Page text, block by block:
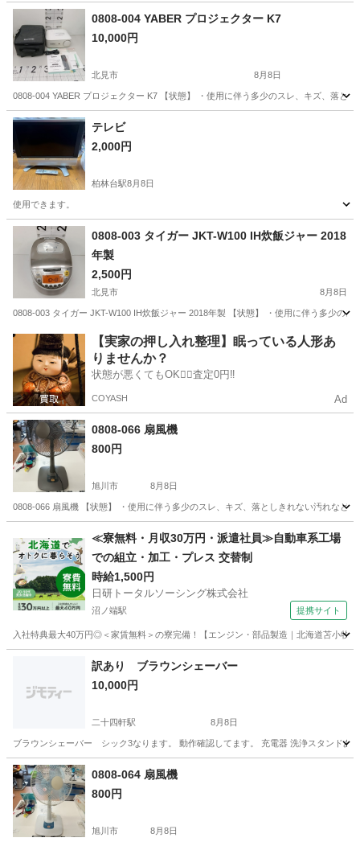
北海道 札幌市 0808-004 YABER プロジェクター K7
10,000円
北見市 8月8日
0808-004 YABER プロジェクター K7 【状態】 ・使用に伴う多少のスレ、キズ、落
北海道 北見市 プロジェクター、ホームシアター
プロジェクター
テレビ
2,000円
柏林台駅8月8日
使用できます。
北海道 帯広市 テレビ
0808-003 タイガー JKT-W100 IH炊飯ジャー 2018
年製
2,500円
北見市 8月8日
0808-003 タイガー JKT-W100 IH炊飯ジャー 2018年製 【状態】 ・使用に伴う多少の
北海道 北見市 キッチン家電 炊飯ジャー
【実家の押し入れ整理】眠っている人形あ
りませんか？
状態が悪くてもOK🙆‍♀️査定0円‼️
COYASH Ad
0808-066 扇風機
800円
旭川市 8月8日
0808-066 扇風機 【状態】 ・使用に伴う多少のスレ、キズ、落としきれない汚れな
季節、空調家電 現地
≪寮無料・月収30万円・派遣社員≫自動車系工場
での組立・加工・プレス 交替制
時給1,500円
日研トータルソーシング株式会社
沼ノ端駅 提携サイト
入社特典最大40万円◎＜家賃無料＞の寮完備！【エンジン・部品製造｜北海道苫小牧
苫小牧市 沼ノ端駅
訳あり ブラウンシェーバー
10,000円
二十四軒駅 8月8日
ブラウンシェーバー シック3なります。 動作確認してます。 充電器 洗浄スタンドあ
北海道 札幌市 二十四軒駅 美容家電
0808-064 扇風機
800円
旭川市 8月8日